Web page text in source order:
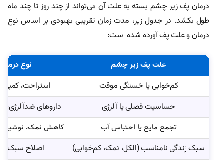
درمان پف زیر چشم بسته به علت آن می‌تواند از چند روز تا چند ماه
طول بکشد. در جدول زیر، مدت زمان تقریبی بهبودی بر اساس نوع
درمان و علت پف آورده شده است:
علت پف زیر چشم
نوع درمان
کم‌خوابی یا خستگی موقت
استراحت،
حساسیت فصلی یا آلرژی
داروهای
تجمع مایع یا احتباس آب
کاهش نمک،
سبک زندگی نامناسب (الکل، نمک، کم‌خوابی)
اصلاح سبک